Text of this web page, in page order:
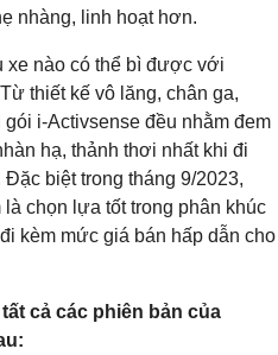
nhàng, linh hoạt hơn.
xe nào có thể bì được với
thiết kế vô lăng, chân ga,
i-Activsense đều nhằm đem
hạ, thảnh thơi nhất khi đi
biệt trong tháng 9/2023,
chọn lựa tốt trong phân khúc
kèm mức giá bán hấp dẫn cho
cả các phiên bản của